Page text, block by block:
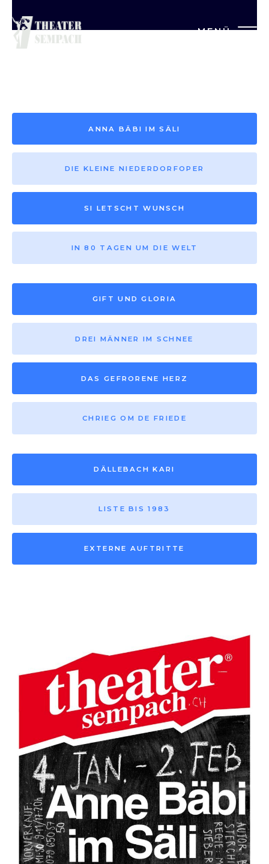
MENÜ
Saison vor 2013
ANNA BÄBI IM SÄLI
DIE KLEINE NIEDERDORFOPER
SI LETSCHT WUNSCH
IN 80 TAGEN UM DIE WELT
GIFT UND GLORIA
DREI MÄNNER IM SCHNEE
DAS GEFRORENE HERZ
CHRIEG OM DE FRIEDE
DÄLLEBACH KARI
LISTE BIS 1983
EXTERNE AUFTRITTE